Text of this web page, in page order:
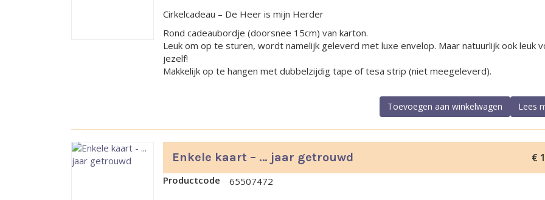
Cirkelcadeau – De Heer is mijn Herder
Rond cadeaubordje (doorsnee 15cm) van karton.
Leuk om op te sturen, wordt namelijk geleverd met luxe envelop. Maar natuurlijk ook leuk
jezelf!
Makkelijk op te hangen met dubbelzijdig tape of tesa strip (niet meegeleverd).
Lees
Toevoegen aan winkelwagen
Enkele kaart – … jaar getrouwd €
Productcode 65507472